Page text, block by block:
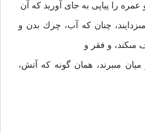
را پياپى به جاى آوريد كه آن
چنان كه آب، چرك بدن و
مى‏كند، و فقر و
مى‏برند، همان گونه كه آتش،